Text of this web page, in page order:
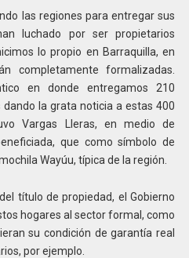
las regiones para entregar sus
luchado por ser propietarios
lo propio en Barraquilla, en
completamente formalizadas.
en donde entregamos 210
la grata noticia a estas 400
Vargas Lleras, en medio de
que como símbolo de
Wayúu, típica de la región.
título de propiedad, el Gobierno
hogares al sector formal, como
su condición de garantía real
por ejemplo.